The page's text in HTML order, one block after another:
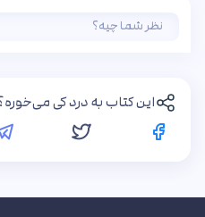
این کتاب به درد کی